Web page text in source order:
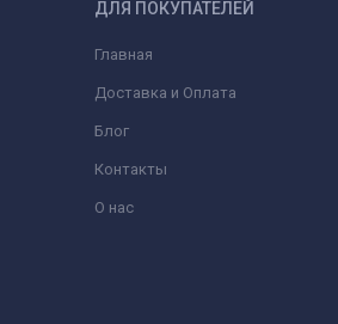
ДЛЯ ПОКУПАТЕЛЕЙ
Главная
Доставка и Оплата
Блог
Контакты
О нас